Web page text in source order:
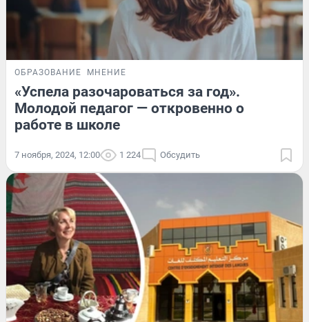
ОБРАЗОВАНИЕ МНЕНИЕ
«Успела разочароваться за год».
Молодой педагог — откровенно о
работе в школе
7 ноября, 2024, 12:00 1 224 Обсудить